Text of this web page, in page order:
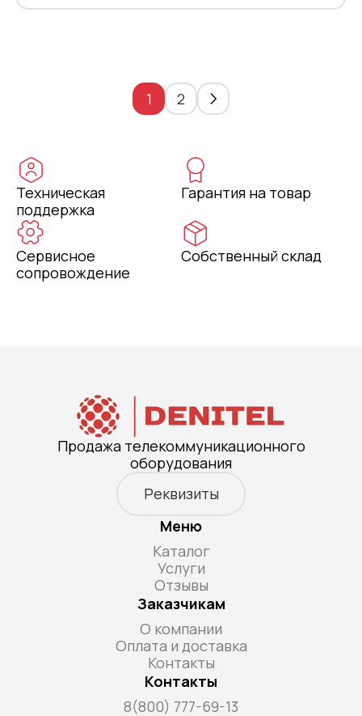
1 2
Техническая
поддержка
Гарантия на товар
Сервисное
сопровождение
Собственный склад
Продажа телекоммуникационного
оборудования
Реквизиты
Меню
Каталог
Услуги
Отзывы
Заказчикам
О компании
Оплата и доставка
Контакты
Контакты
8(800) 777-69-13